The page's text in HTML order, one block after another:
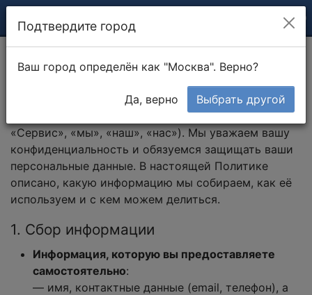
Политика конфиденциальности
rabotniki.online(далее —
«Сервис», «мы», «наш», «нас»). Мы уважаем вашу
конфиденциальность и обязуемся защищать ваши
персональные данные. В настоящей Политике
описано, какую информацию мы собираем, как её
используем и с кем можем делиться.
1. Сбор информации
Информация, которую вы предоставляете
самостоятельно:
— имя, контактные данные (email, телефон), а
Подтвердите город
Ваш город определён как "Москва". Верно?
Да, верно Выбрать другой